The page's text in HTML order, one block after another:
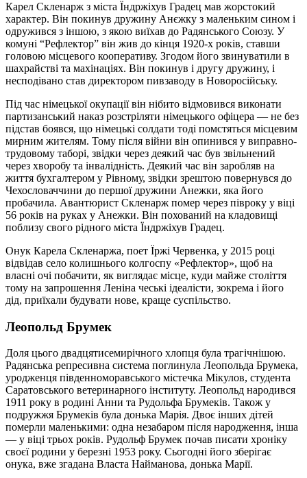
Карел Скленарж з міста Їндржіхув Градец мав жорстокий
характер. Він покинув дружину Анєжку з маленьким сином і
одружився з іншою, з якою виїхав до Радянського Союзу. У
комуні “Рефлектор” він жив до кінця 1920-х років, ставши
головою місцевого кооперативу. Згодом його звинуватили в
шахрайстві та махінаціях. Він покинув і другу дружину, і
несподівано став директором пивзаводу в Новоросійську.
Під час німецької окупації він нібито відмовився виконати
партизанський наказ розстріляти німецького офіцера — не без
підстав боявся, що німецькі солдати тоді помстяться місцевим
мирним жителям. Тому після війни він опинився у виправно-
трудовому таборі, звідки через деякий час був звільнений
через хворобу та інвалідність. Деякий час він заробляв на
життя бухгалтером у Рівному, звідки зрештою повернувся до
Чехословаччини до першої дружини Анежки, яка його
пробачила. Авантюрист Скленарж помер через півроку у віці
56 років на руках у Анежки. Він похований на кладовищі
поблизу свого рідного міста Їндржіхув Градец.
Онук Карела Скленаржа, поет Їржі Червенка, у 2015 році
відвідав село колишнього колгоспу «Рефлектор», щоб на
власні очі побачити, як виглядає місце, куди майже століття
тому на запрошення Леніна чеські ідеалісти, зокрема і його
дід, приїхали будувати нове, краще суспільство.
Леопольд Брумек
Доля цього двадцятисемирічного хлопця була трагічнішою.
Радянська репресивна система поглинула Леопольда Брумека,
уродженця південноморавського містечка Мікулов, студента
Саратовського ветеринарного інституту. Леопольд народився
1911 року в родині Анни та Рудольфа Брумеків. Також у
подружжя Брумеків була донька Марія. Двоє інших дітей
померли маленькими: одна незабаром після народження, інша
— у віці трьох років. Рудольф Брумек почав писати хроніку
своєї родини у березні 1953 року. Сьогодні його зберігає
онука, вже згадана Власта Найманова, донька Марії.